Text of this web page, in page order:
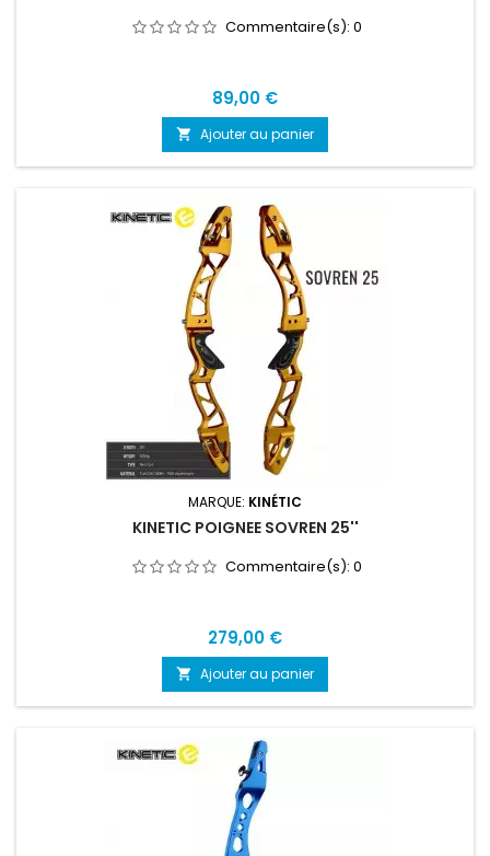
Commentaire(s): 0
Prix
89,00 €
 Ajouter au panier
MARQUE: KINÉTIC
KINETIC POIGNEE SOVREN 25''
Commentaire(s): 0
Prix
279,00 €
 Ajouter au panier